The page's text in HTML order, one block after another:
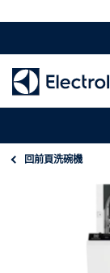
回前頁洗碗機